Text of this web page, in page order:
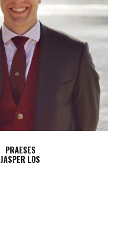
PRAESES
JASPER LOS